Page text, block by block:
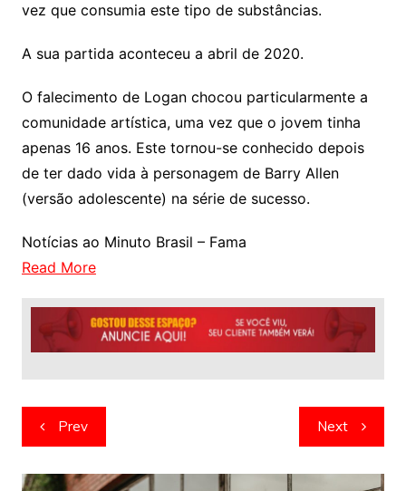
vez que consumia este tipo de substâncias.
A sua partida aconteceu a abril de 2020.
O falecimento de Logan chocou particularmente a
comunidade artística, uma vez que o jovem tinha
apenas 16 anos. Este tornou-se conhecido depois
de ter dado vida à personagem de Barry Allen
(versão adolescente) na série de sucesso.
Notícias ao Minuto Brasil – Fama
Read More
Navegação
de
artigos
Prev Next